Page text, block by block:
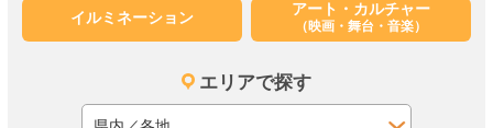
イルミネーション アート・カルチャー
（映画・舞台・音楽）
エリアで探す